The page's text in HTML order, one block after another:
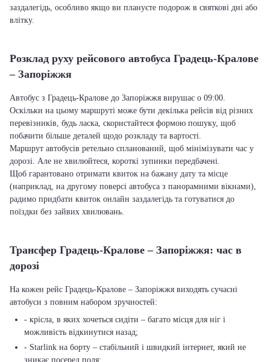
заздалегідь, особливо якщо ви плануєте подорож в святкові дні або
влітку.
Розклад руху рейсового автобуса Градець-Кралове
– Запоріжжя
Автобус з Градець-Кралове до Запоріжжя вирушає о 09:00.
Оскільки на цьому маршруті може бути декілька рейсів від різних
перевізників, будь ласка, скористайтеся формою пошуку, щоб
побачити більше деталей щодо розкладу та вартості.
Маршрут автобусів ретельно спланований, щоб мінімізувати час у
дорозі. Але не хвилюйтеся, короткі зупинки передбачені.
Щоб гарантовано отримати квиток на бажану дату та місце
(наприклад, на другому поверсі автобуса з панорамними вікнами),
радимо придбати квиток онлайн заздалегідь та готуватися до
поїздки без зайвих хвилювань.
Трансфер Градець-Кралове – Запоріжжя: час в
дорозі
На кожен рейс Градець-Кралове – Запоріжжя виходять сучасні
автобуси з повним набором зручностей:
- крісла, в яких хочеться сидіти – багато місця для ніг і
можливість відкинутися назад;
- Starlink на борту – стабільний і швидкий інтернет, який не
зникає посеред поля;